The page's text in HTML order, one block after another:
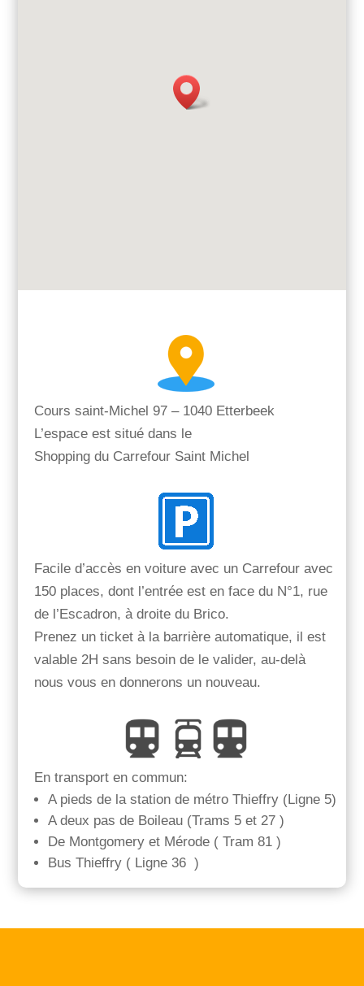
Cours saint-Michel 97 – 1040 Etterbeek
L’espace est situé dans le
Shopping du Carrefour Saint Michel
Facile d’accès en voiture avec un Carrefour avec
150 places, dont l’entrée est en face du N°1, rue
de l’Escadron, à droite du Brico.
Prenez un ticket à la barrière automatique, il est
valable 2H sans besoin de le valider, au-delà
nous vous en donnerons un nouveau.
En transport en commun:
A pieds de la station de métro Thieffry (Ligne 5)
A deux pas de Boileau (Trams 5 et 27 )
De Montgomery et Mérode ( Tram 81 )
Bus Thieffry ( Ligne 36 )